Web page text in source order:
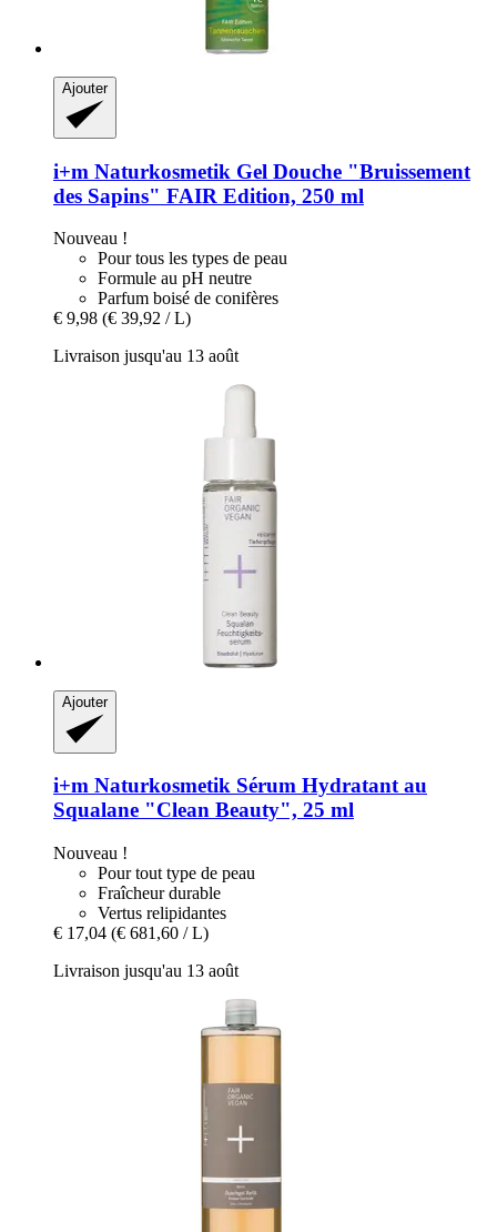
Ajouter
i+m Naturkosmetik Gel Douche "Bruissement
des Sapins" FAIR Edition, 250 ml
Nouveau !
Pour tous les types de peau
Formule au pH neutre
Parfum boisé de conifères
€ 9,98 (€ 39,92 / L)
Livraison jusqu'au 13 août
Ajouter
i+m Naturkosmetik Sérum Hydratant au
Squalane "Clean Beauty", 25 ml
Nouveau !
Pour tout type de peau
Fraîcheur durable
Vertus relipidantes
€ 17,04 (€ 681,60 / L)
Livraison jusqu'au 13 août